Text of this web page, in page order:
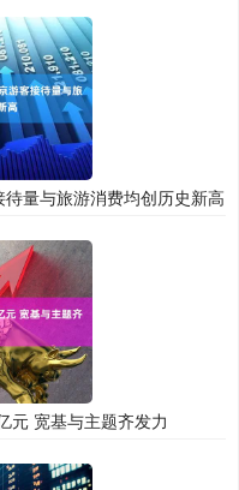
量与旅游消费均创历史新高
元 宽基与主题齐发力